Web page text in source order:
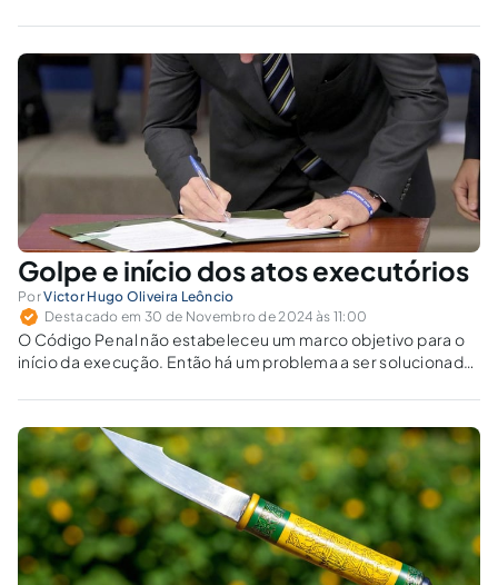
assunto ao qual voltei em abril de 2022. A
fakeada de 2023, que terminou com centenas
de prisões e...
Golpe e início dos atos executórios
PorVictor Hugo Oliveira Leôncio
Destacado em 30 de Novembro de 2024 às 11:00
O Código Penal não estabeleceu um marco objetivo para o
início da execução. Então há um problema a ser solucionado:
executórios?